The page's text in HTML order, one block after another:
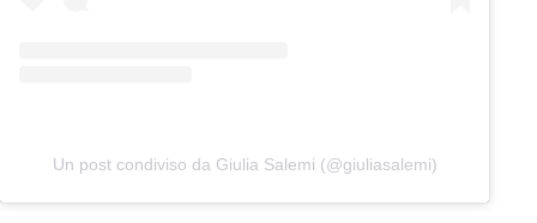
Un post condiviso da Giulia Salemi (@giuliasalemi)